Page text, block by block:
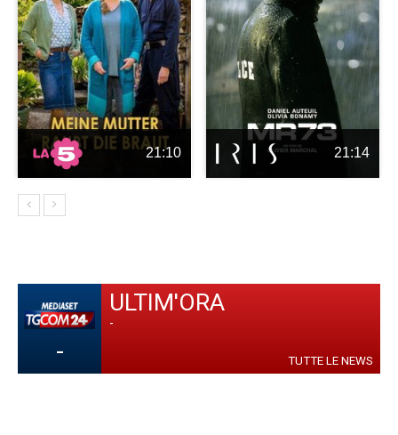
21:10 21:14
-
ULTIM'ORA
-
TUTTE LE NEWS